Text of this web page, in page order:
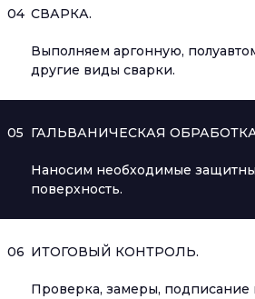
04 СВАРКА.
Выполняем аргонную,
другие виды сварки.
05 ГАЛЬВАНИЧЕСКАЯ
Наносим необходимые
поверхность.
06 ИТОГОВЫЙ КОНТРОЛЬ.
Проверка, замеры,